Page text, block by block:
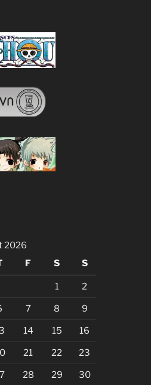
2026
F S S
1 2
7 8 9
14 15 16
21 22 23
28 29 30